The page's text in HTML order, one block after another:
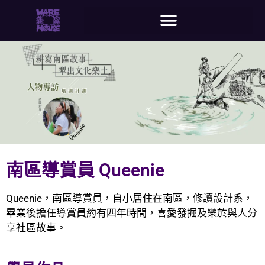
南區導賞員 Queenie
Queenie，南區導賞員，自小居住在南區，修讀設計系，
畢業後擔任導賞員約有四年時間，喜愛發掘及樂於與人分
享社區故事。